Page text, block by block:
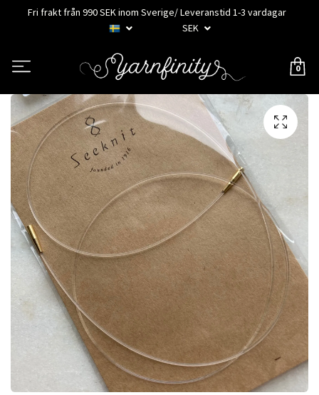
Fri frakt från 990 SEK inom Sverige/ Leveranstid 1-3 vardagar
SEK
0